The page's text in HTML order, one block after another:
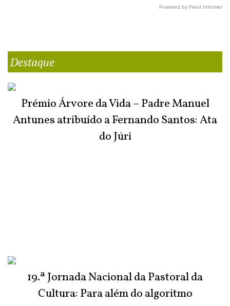
Powered by Feed Informer
Destaque
Prémio Árvore da Vida – Padre Manuel
Antunes atribuído a Fernando Santos: Ata
do Júri
19.ª Jornada Nacional da Pastoral da
Cultura: Para além do algoritmo